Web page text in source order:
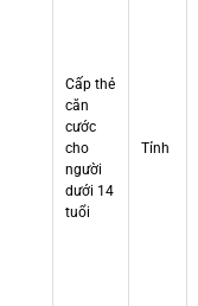
Cấp thẻ
căn
cước
cho
người
dưới 14
tuổi
Tỉnh